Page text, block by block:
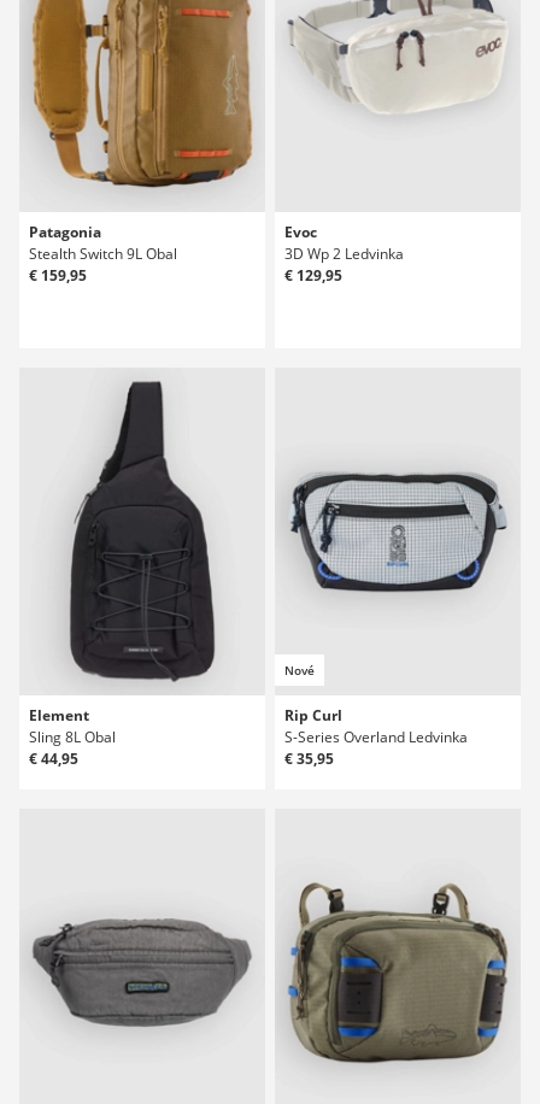
Patagonia
Stealth Switch 9L Obal
€ 159,95
Evoc
3D Wp 2 Ledvinka
€ 129,95
Element
Sling 8L Obal
€ 44,95
Nové
Rip Curl
S-Series Overland Ledvinka
€ 35,95